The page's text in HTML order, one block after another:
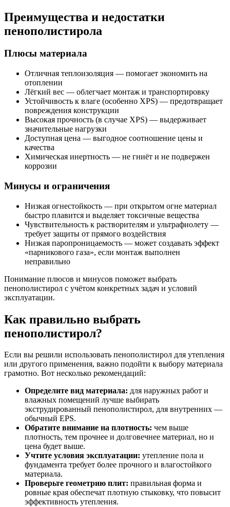
Преимущества и недостатки
пенополистирола
Плюсы материала
Отличная теплоизоляция — помогает экономить на
отоплении
Лёгкий вес — облегчает монтаж и транспортировку
Устойчивость к влаге (особенно XPS) — предотвращает
повреждения конструкции
Высокая прочность (в случае XPS) — выдерживает
значительные нагрузки
Доступная цена — выгодное соотношение цены и
качества
Химическая инертность — не гниёт и не подвержен
коррозии
Минусы и ограничения
Низкая огнестойкость — при открытом огне материал
быстро плавится и выделяет токсичные вещества
Чувствительность к растворителям и ультрафиолету —
требует защиты от прямого воздействия
Низкая паропроницаемость — может создавать эффект
«парникового газа», если монтаж выполнен
неправильно
Понимание плюсов и минусов поможет выбрать
пенополистирол с учётом конкретных задач и условий
эксплуатации.
Как правильно выбрать
пенополистирол?
Если вы решили использовать пенополистирол для утепления
или другого применения, важно подойти к выбору материала
грамотно. Вот несколько рекомендаций:
Определите вид материала: для наружных работ и
влажных помещений лучше выбирать
экструдированный пенополистирол, для внутренних —
обычный EPS.
Обратите внимание на плотность: чем выше
плотность, тем прочнее и долговечнее материал, но и
цена будет выше.
Учтите условия эксплуатации: утепление пола и
фундамента требует более прочного и влагостойкого
материала.
Проверьте геометрию плит: правильная форма и
ровные края обеспечат плотную стыковку, что повысит
эффективность утепления.